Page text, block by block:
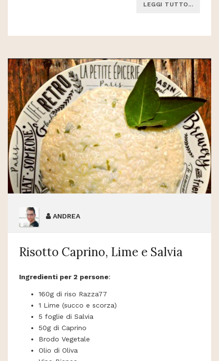
LEGGI TUTTO...
ANDREA
Risotto Caprino, Lime e Salvia
Ingredienti per 2 persone:
160g di riso Razza77
1 Lime (succo e scorza)
5 foglie di Salvia
50g di Caprino
Brodo Vegetale
Olio di Oliva